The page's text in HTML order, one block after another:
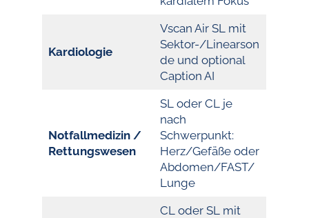
Kardiologie
Vscan Air SL mit
Sektor-/Linearson
de und optional
Caption AI
Notfallmedizin /
Rettungswesen
SL oder CL je
nach
Schwerpunkt:
Herz/Gefäße oder
Abdomen/FAST/
Lunge
CL oder SL mit